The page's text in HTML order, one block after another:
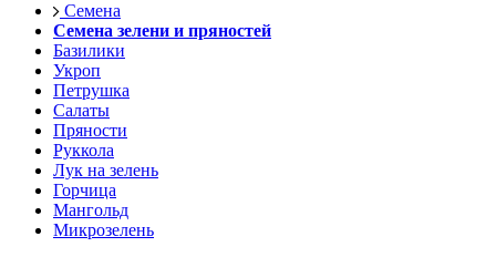
Семена
Семена зелени и пряностей
Базилики
Укроп
Петрушка
Салаты
Пряности
Руккола
Лук на зелень
Горчица
Мангольд
Микрозелень